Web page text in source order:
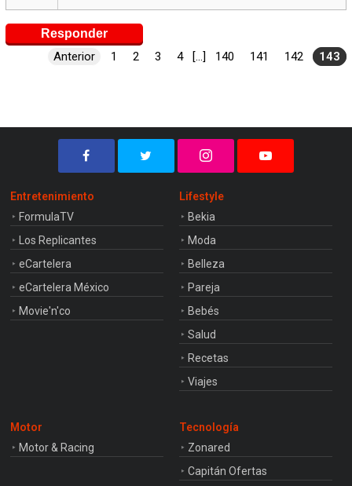
Responder
Anterior 1 2 3 4 [...] 140 141 142 143
Entretenimiento
FormulaTV
Los Replicantes
eCartelera
eCartelera México
Movie'n'co
Lifestyle
Bekia
Moda
Belleza
Pareja
Bebés
Salud
Recetas
Viajes
Motor
Motor & Racing
Tecnología
Zonared
Capitán Ofertas